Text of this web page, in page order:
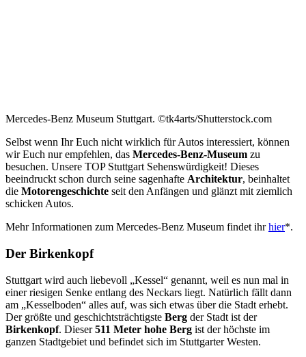
Mercedes-Benz Museum Stuttgart. ©tk4arts/Shutterstock.com
Selbst wenn Ihr Euch nicht wirklich für Autos interessiert, können
wir Euch nur empfehlen, das Mercedes-Benz-Museum zu
besuchen. Unsere TOP Stuttgart Sehenswürdigkeit! Dieses
beeindruckt schon durch seine sagenhafte Architektur, beinhaltet
die Motorengeschichte seit den Anfängen und glänzt mit ziemlich
schicken Autos.
Mehr Informationen zum Mercedes-Benz Museum findet ihrhier*.
Der Birkenkopf
Stuttgart wird auch liebevoll „Kessel“ genannt, weil es nun mal in
einer riesigen Senke entlang des Neckars liegt. Natürlich fällt dann
am „Kesselboden“ alles auf, was sich etwas über die Stadt erhebt.
Der größte und geschichtsträchtigste Berg der Stadt ist der
Birkenkopf. Dieser511 Meter hohe Berg ist der höchste im
ganzen Stadtgebiet und befindet sich im Stuttgarter Westen.